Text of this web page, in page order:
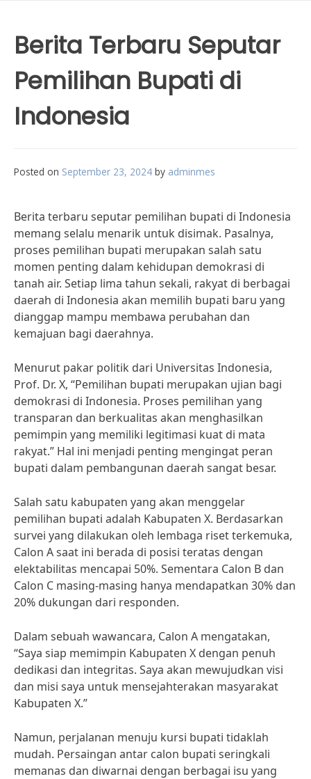
Berita Terbaru Seputar
Pemilihan Bupati di
Indonesia
Posted on September 23, 2024 by adminmes
Berita terbaru seputar pemilihan bupati di Indonesia
memang selalu menarik untuk disimak. Pasalnya,
proses pemilihan bupati merupakan salah satu
momen penting dalam kehidupan demokrasi di
tanah air. Setiap lima tahun sekali, rakyat di berbagai
daerah di Indonesia akan memilih bupati baru yang
dianggap mampu membawa perubahan dan
kemajuan bagi daerahnya.
Menurut pakar politik dari Universitas Indonesia,
Prof. Dr. X, “Pemilihan bupati merupakan ujian bagi
demokrasi di Indonesia. Proses pemilihan yang
transparan dan berkualitas akan menghasilkan
pemimpin yang memiliki legitimasi kuat di mata
rakyat.” Hal ini menjadi penting mengingat peran
bupati dalam pembangunan daerah sangat besar.
Salah satu kabupaten yang akan menggelar
pemilihan bupati adalah Kabupaten X. Berdasarkan
survei yang dilakukan oleh lembaga riset terkemuka,
Calon A saat ini berada di posisi teratas dengan
elektabilitas mencapai 50%. Sementara Calon B dan
Calon C masing-masing hanya mendapatkan 30% dan
20% dukungan dari responden.
Dalam sebuah wawancara, Calon A mengatakan,
“Saya siap memimpin Kabupaten X dengan penuh
dedikasi dan integritas. Saya akan mewujudkan visi
dan misi saya untuk mensejahterakan masyarakat
Kabupaten X.”
Namun, perjalanan menuju kursi bupati tidaklah
mudah. Persaingan antar calon bupati seringkali
memanas dan diwarnai dengan berbagai isu yang